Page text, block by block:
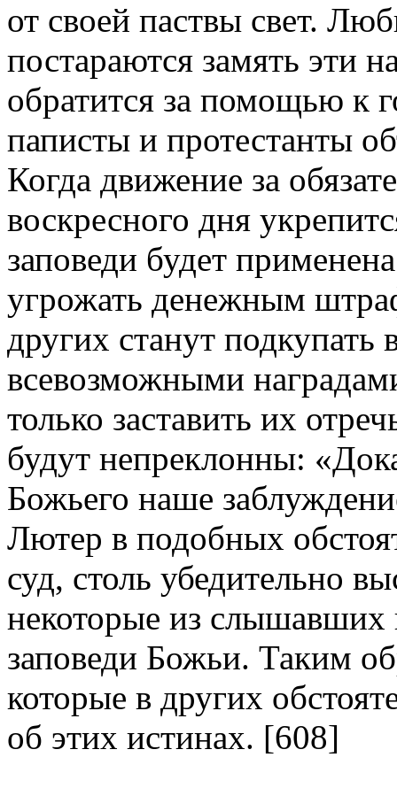
от своей паствы свет.
постараются замять эти
обратится за помощью к
паписты и протестанты
Когда движение за
воскресного дня
заповеди будет
угрожать денежным
других станут
всевозможными
только заставить их
будут непреклонны:
Божьего наше
Лютер в подобных
суд, столь убедительно
некоторые из слышавших
заповеди Божьи. Таким
которые в других
об этих истинах. [608]